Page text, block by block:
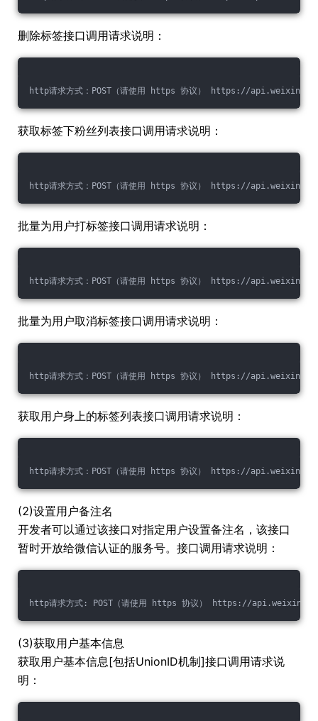
删除标签接口调用请求说明：
http请求方式：POST（请使用 https 协议） https://
获取标签下粉丝列表接口调用请求说明：
http请求方式：POST（请使用 https 协议） https://
批量为用户打标签接口调用请求说明：
http请求方式：POST（请使用 https 协议） https://
批量为用户取消标签接口调用请求说明：
http请求方式：POST（请使用 https 协议） https://
获取用户身上的标签列表接口调用请求说明：
http请求方式：POST（请使用 https 协议） https://
(2)设置用户备注名
开发者可以通过该接口对指定用户设置备注名，该接口
暂时开放给微信认证的服务号。接口调用请求说明：
http请求方式: POST（请使用 https 协议） https://
(3)获取用户基本信息
获取用户基本信息[包括UnionID机制]接口调用请求说
明：